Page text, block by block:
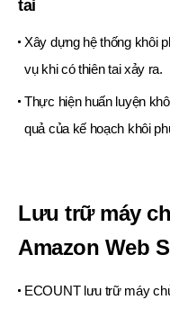
tai
Xây dựng hệ thống khôi
vụ khi có thiên tai xảy ra.
Thực hiện huấn luyện
quả của kế hoạch khôi
Lưu trữ máy
Amazon Web
ECOUNT lưu trữ máy